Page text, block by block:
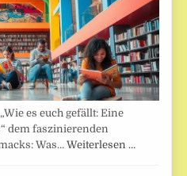
es euch gefällt: Eine
dem faszinierenden
Was…Weiterlesen …